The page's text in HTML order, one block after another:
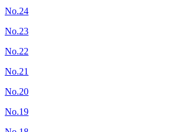
No.24
No.23
No.22
No.21
No.20
No.19